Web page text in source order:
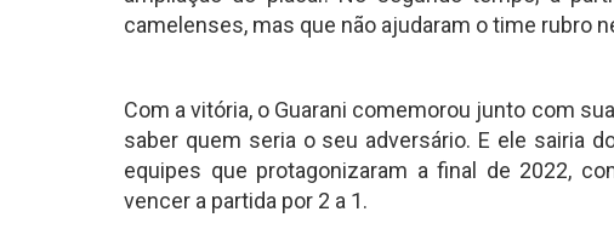
camelenses, mas que não ajudaram o time rubro
Com a vitória, o Guarani comemorou junto com
saber quem seria o seu adversário. E ele sairia
equipes que protagonizaram a final de 2022,
vencer a partida por 2 a 1.